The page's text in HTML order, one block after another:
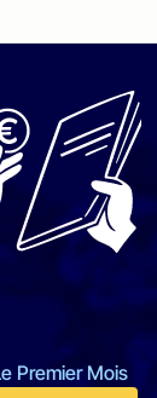
Premier Mois